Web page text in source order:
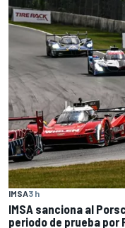
IMSA3 h
IMSA sanciona al
periodo de prueba por